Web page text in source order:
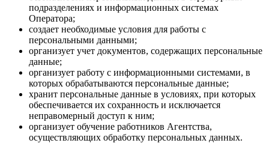
подразделениях и информационных системах
Оператора;
создает необходимые условия для работы с
персональными данными;
организует учет документов, содержащих персональные
данные;
организует работу с информационными системами, в
которых обрабатываются персональные данные;
хранит персональные данные в условиях, при которых
обеспечивается их сохранность и исключается
неправомерный доступ к ним;
организует обучение работников Агентства,
осуществляющих обработку персональных данных.